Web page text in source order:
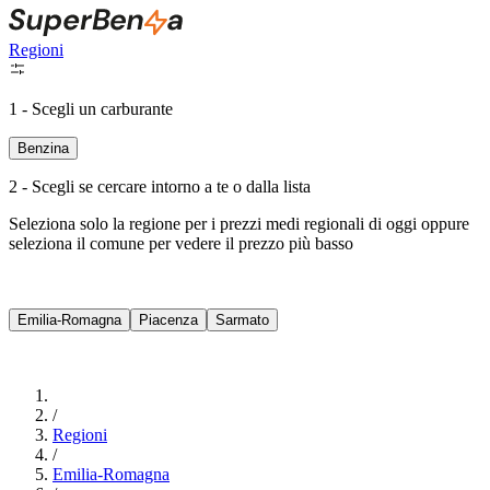
Regioni
1 - Scegli un carburante
Benzina
2 - Scegli se cercare intorno a te o dalla lista
Seleziona solo la regione per i prezzi medi regionali di oggi oppure
seleziona il comune per vedere il prezzo più basso
Emilia-Romagna Piacenza Sarmato
/
Regioni
/
Emilia-Romagna